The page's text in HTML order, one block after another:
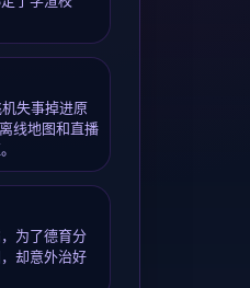
失事掉进原
线地图和直播
为了德育分
却意外治好